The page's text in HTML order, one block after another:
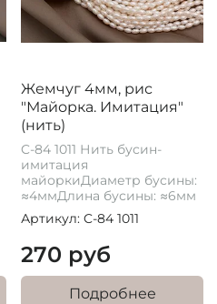
Жемчуг 4мм, рис
"Майорка. Имитация"
(нить)
C-84 1011 Нить бусин-
имитация
майоркиДиаметр бусины:
≈4ммДлина бусины: ≈6мм
Артикул: C-84 1011
270 руб
Подробнее